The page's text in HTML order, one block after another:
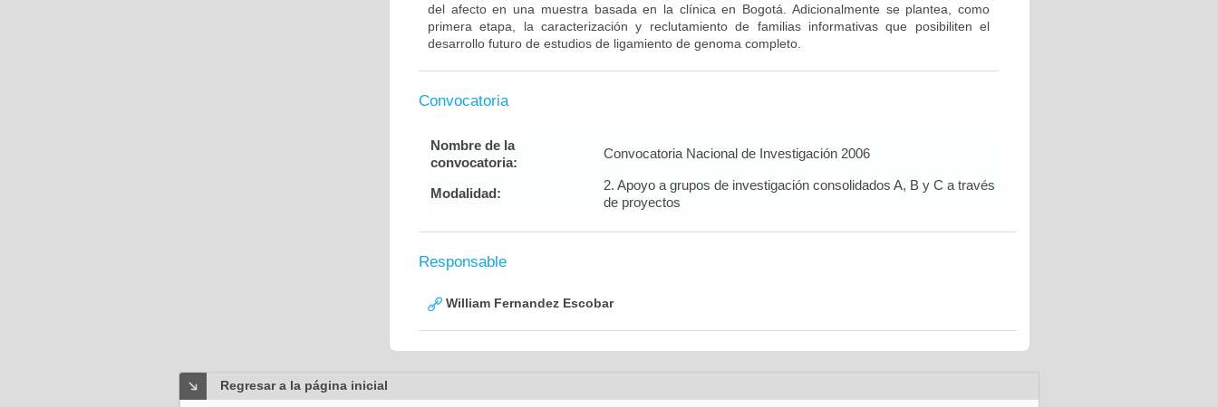
del afecto en una muestra basada en la clínica en Bogotá. Adicionalmente se plantea, como
primera etapa, la caracterización y reclutamiento de familias informativas que posibiliten el
desarrollo futuro de estudios de ligamiento de genoma completo.
Convocatoria
Nombre de la
convocatoria:
Convocatoria Nacional de Investigación 2006
Modalidad:
2. Apoyo a grupos de investigación consolidados A, B y C a través
de proyectos
Responsable
William Fernandez Escobar
Regresar a la página inicial